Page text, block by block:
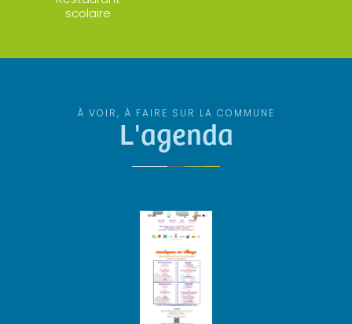
scolaire
À VOIR, À FAIRE SUR LA COMMUNE
L'agenda